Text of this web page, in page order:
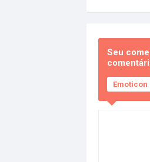
Seu
Emoticon